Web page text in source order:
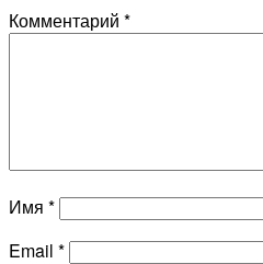
Комментарий *
Имя *
Email *